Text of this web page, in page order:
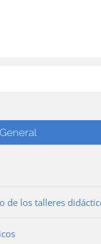
de los talleres